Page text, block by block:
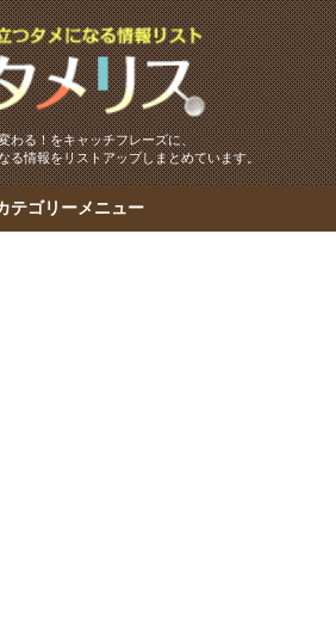
わる！をキャッチフレーズに、
る情報をリストアップしまとめています。
テゴリーメニュー